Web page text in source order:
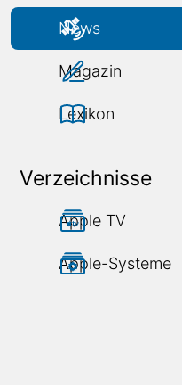
News
Magazin
Lexikon
Verzeichnisse
Apple TV
Apple-Systeme